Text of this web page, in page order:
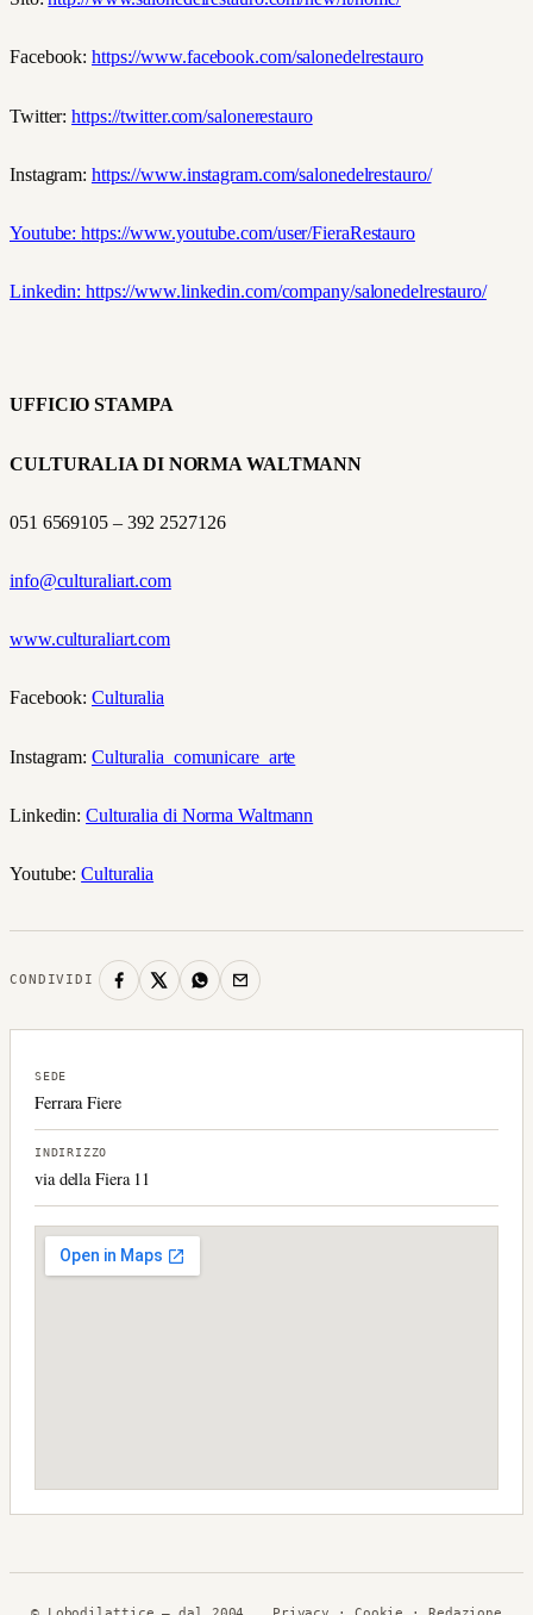
Facebook:https://www.facebook.com/salonedelrestauro
Twitter:https://twitter.com/salonerestauro
Instagram: https://www.instagram.com/salonedelrestauro/
Youtube:https://www.youtube.com/user/FieraRestauro
Linkedin:https://www.linkedin.com/company/salonedelrestauro/
UFFICIO STAMPA
CULTURALIA DI NORMA WALTMANN
051 6569105 – 392 2527126
info@culturaliart.com
www.culturaliart.com
Facebook:Culturalia
Instagram: Culturalia_comunicare_arte
Linkedin:Culturalia di Norma Waltmann
Youtube:Culturalia
CONDIVIDI
SEDE
Ferrara Fiere
INDIRIZZO
via della Fiera 11